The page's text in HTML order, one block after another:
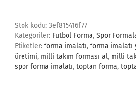
Stok kodu: 3ef815416f77
Kategoriler: Futbol Forma, Spor
Etiketler: forma imalatı, forma imalatı
üretimi, milli takım forması al, milli
spor forma imalatı, toptan forma,